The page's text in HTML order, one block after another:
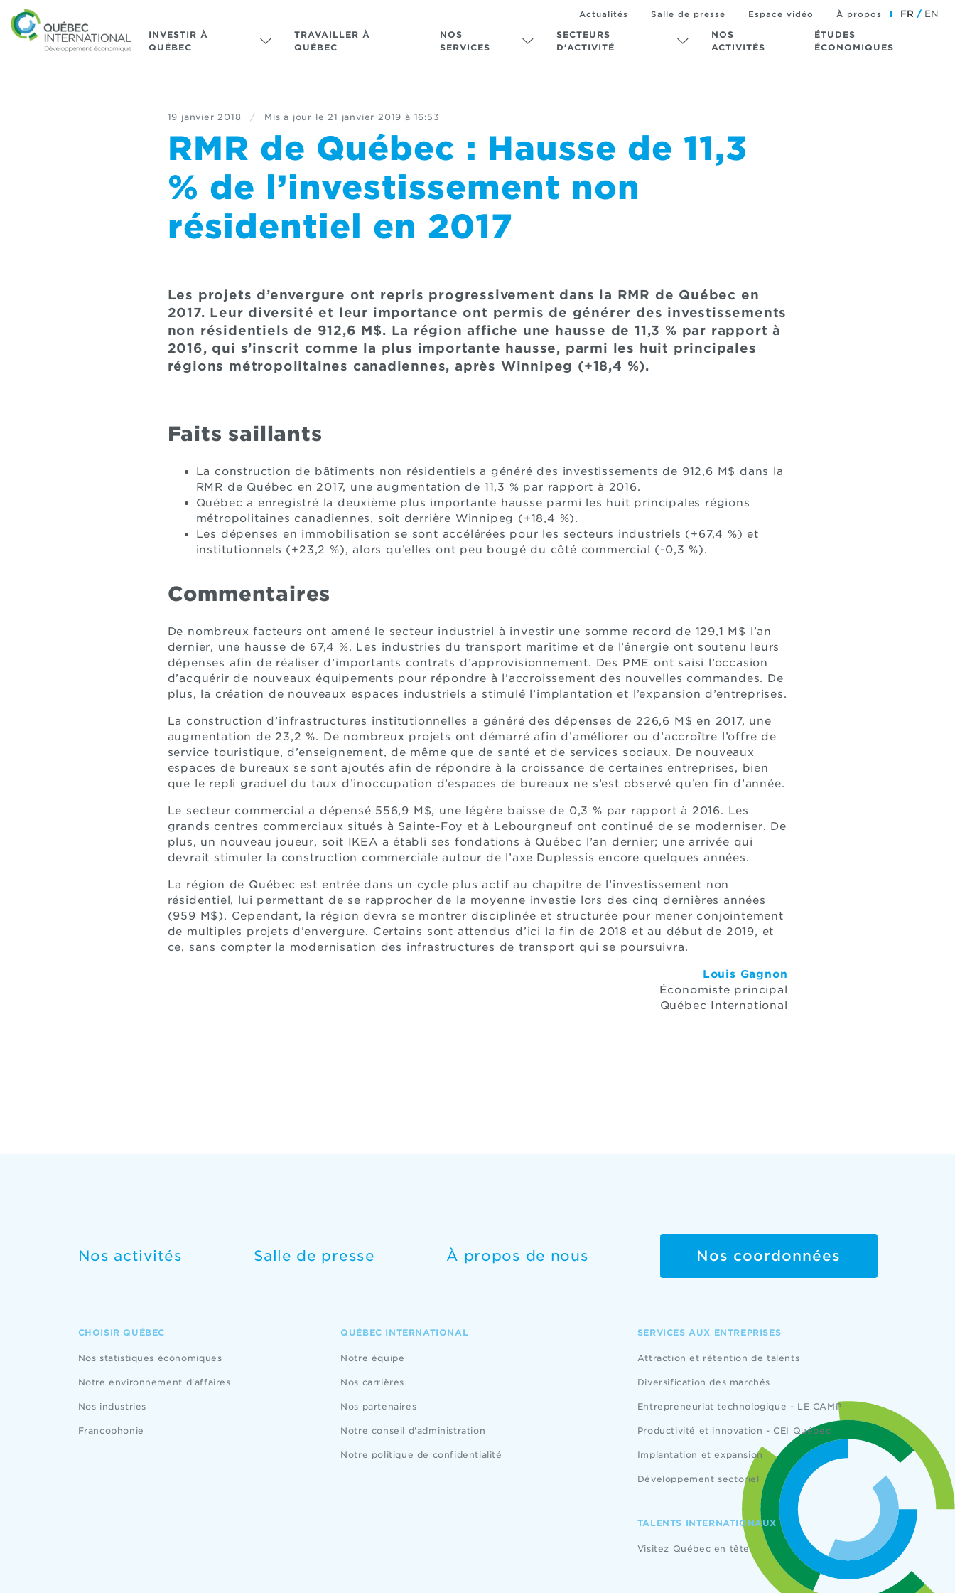
INVESTIR À
QUÉBEC
TRAVAILLER À
QUÉBEC
NOS
SERVICES
SECTEURS
D’ACTIVITÉ
NOS
ACTIVITÉS
ÉTUDES
ÉCONOMIQUES
Actualités Salle de presse Espace vidéo À propos FR EN
19 janvier 2018 / Mis à jour le 21 janvier 2019 à 16:53
RMR de Québec : Hausse de 11,3
% de l’investissement non
résidentiel en 2017
Les projets d’envergure ont repris progressivement dans la RMR de Québec en
2017. Leur diversité et leur importance ont permis de générer des investissements
non résidentiels de 912,6 M$. La région affiche une hausse de 11,3 % par rapport à
2016, qui s’inscrit comme la plus importante hausse, parmi les huit principales
régions métropolitaines canadiennes, après Winnipeg (+18,4 %).
Faits saillants
La construction de bâtiments non résidentiels a généré des investissements de 912,6 M$ dans la
RMR de Québec en 2017, une augmentation de 11,3 % par rapport à 2016.
Québec a enregistré la deuxième plus importante hausse parmi les huit principales régions
métropolitaines canadiennes, soit derrière Winnipeg (+18,4 %).
Les dépenses en immobilisation se sont accélérées pour les secteurs industriels (+67,4 %) et
institutionnels (+23,2 %), alors qu’elles ont peu bougé du côté commercial (-0,3 %).
Commentaires
De nombreux facteurs ont amené le secteur industriel à investir une somme record de 129,1 M$ l’an
dernier, une hausse de 67,4 %. Les industries du transport maritime et de l’énergie ont soutenu leurs
dépenses afin de réaliser d’importants contrats d’approvisionnement. Des PME ont saisi l’occasion
d’acquérir de nouveaux équipements pour répondre à l’accroissement des nouvelles commandes. De
plus, la création de nouveaux espaces industriels a stimulé l’implantation et l’expansion d’entreprises.
La construction d’infrastructures institutionnelles a généré des dépenses de 226,6 M$ en 2017, une
augmentation de 23,2 %. De nombreux projets ont démarré afin d’améliorer ou d’accroître l’offre de
service touristique, d’enseignement, de même que de santé et de services sociaux. De nouveaux
espaces de bureaux se sont ajoutés afin de répondre à la croissance de certaines entreprises, bien
que le repli graduel du taux d’inoccupation d’espaces de bureaux ne s’est observé qu’en fin d’année.
Le secteur commercial a dépensé 556,9 M$, une légère baisse de 0,3 % par rapport à 2016. Les
grands centres commerciaux situés à Sainte-Foy et à Lebourgneuf ont continué de se moderniser. De
plus, un nouveau joueur, soit IKEA a établi ses fondations à Québec l’an dernier; une arrivée qui
devrait stimuler la construction commerciale autour de l’axe Duplessis encore quelques années.
La région de Québec est entrée dans un cycle plus actif au chapitre de l’investissement non
résidentiel, lui permettant de se rapprocher de la moyenne investie lors des cinq dernières années
(959 M$). Cependant, la région devra se montrer disciplinée et structurée pour mener conjointement
de multiples projets d’envergure. Certains sont attendus d’ici la fin de 2018 et au début de 2019, et
ce, sans compter la modernisation des infrastructures de transport qui se poursuivra.
Louis Gagnon
Économiste principal
Québec International
Nos activités Salle de presse À propos de nous Nos coordonnées
CHOISIR QUÉBEC
Nos statistiques économiques
Notre environnement d'affaires
Nos industries
Francophonie
QUÉBEC INTERNATIONAL
Notre équipe
Nos carrières
Nos partenaires
Notre conseil d'administration
Notre politique de confidentialité
SERVICES AUX ENTREPRISES
Attraction et rétention de talents
Diversification des marchés
Entrepreneuriat technologique - LE CAMP
Productivité et innovation - CEI Québec
Implantation et expansion
Développement sectoriel
TALENTS INTERNATIONAUX
Visitez Québec en tête